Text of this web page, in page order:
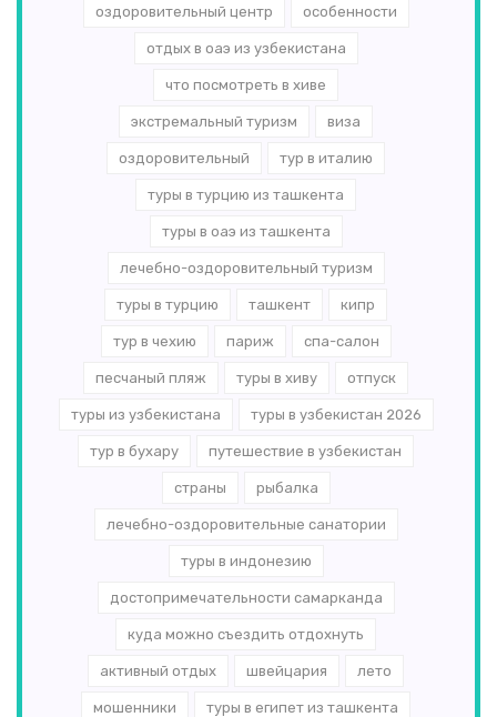
оздоровительный центр особенности
отдых в оаэ из узбекистана
что посмотреть в хиве
экстремальный туризм виза
оздоровительный тур в италию
туры в турцию из ташкента
туры в оаэ из ташкента
лечебно-оздоровительный туризм
туры в турцию ташкент кипр
тур в чехию париж спа-салон
песчаный пляж туры в хиву отпуск
туры из узбекистана туры в узбекистан 2026
тур в бухару путешествие в узбекистан
страны рыбалка
лечебно-оздоровительные санатории
туры в индонезию
достопримечательности самарканда
куда можно съездить отдохнуть
активный отдых швейцария лето
мошенники туры в египет из ташкента